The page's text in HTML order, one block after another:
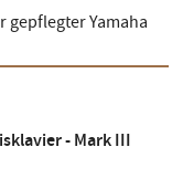
gepflegter Yamaha
- Mark III